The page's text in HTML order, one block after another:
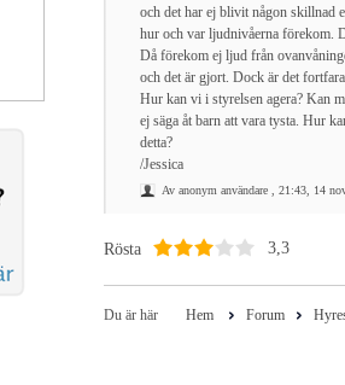
och det har ej blivit någon skillnad
hur och var ljudnivåerna förekom.
Då förekom ej ljud från
och det är gjort. Dock är det
Hur kan vi i styrelsen agera? Kan
ej säga åt barn att vara tysta. Hur
detta?
/Jessica
Av anonym användare , 21:43, 14
Rösta 3,3
Du är här Hem Forum